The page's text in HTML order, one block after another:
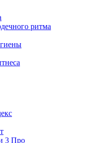
ритма
3 Про